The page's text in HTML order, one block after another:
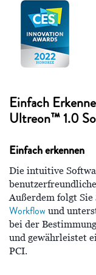
Einfach
Ultreon™ 1.0
Einfach erkennen
Die intuitive
Außerdem folgt
Workflow und
bei der
und gewährleistet
PCI.